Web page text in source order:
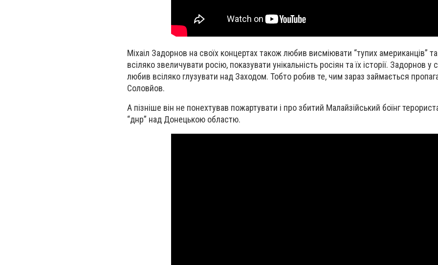
Міхаіл Задорнов на своїх концертах також любив висміювати “тупих американців” та
всіляко звеличувати росію, показувати унікальність росіян та їх історії. Задорнов у
любив всіляко глузувати над Заходом. Тобто робив те, чим зараз займається
Соловйов.
А пізніше він не понехтував пожартувати і про збитий Малайзійський боїнг
“днр” над Донецькою областю.